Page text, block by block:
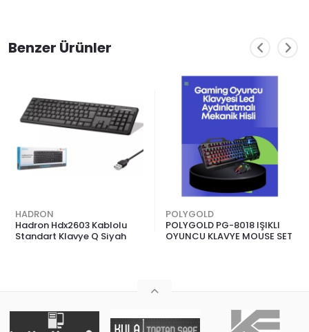
Benzer Ürünler
HADRON
Hadron Hdx2603 Kablolu
Standart Klavye Q Siyah
POLYGOLD
POLYGOLD PG-8018 IŞIKLI
OYUNCU KLAVYE MOUSE SET